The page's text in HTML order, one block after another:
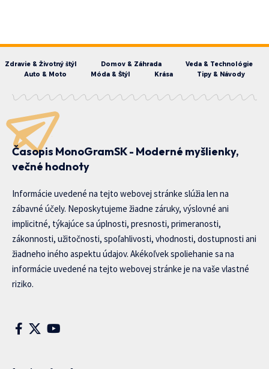
Zdravie & Životný štýl Domov & Záhrada
Veda & Technológie
Auto & Moto
Móda & Štýl Krása Tipy & Návody
Časopis MonoGramSK - Moderné myšlienky,
večné hodnoty
Informácie uvedené na tejto webovej stránke slúžia len na
zábavné účely. Neposkytujeme žiadne záruky, výslovné ani
implicitné, týkajúce sa úplnosti, presnosti, primeranosti,
zákonnosti, užitočnosti, spoľahlivosti, vhodnosti, dostupnosti ani
žiadneho iného aspektu údajov. Akékoľvek spoliehanie sa na
informácie uvedené na tejto webovej stránke je na vaše vlastné
riziko.